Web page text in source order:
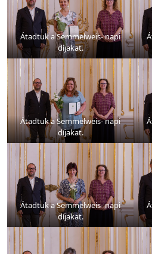
Átadtuk a Semmelweis- napi
díjakat.
Átadtuk a Semmelweis- napi
díjakat.
Átadtuk a Semmelweis- napi
díjakat.